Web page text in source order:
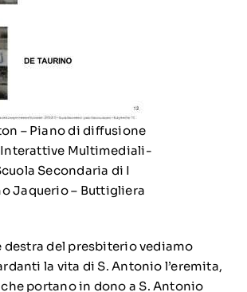
– Piano di diffusione
Interattive Multimediali-
Secondaria di I
Jaquerio – Buttigliera
destra del presbiterio vediamo
la vita di S. Antonio l’eremita,
portano in dono a S. Antonio